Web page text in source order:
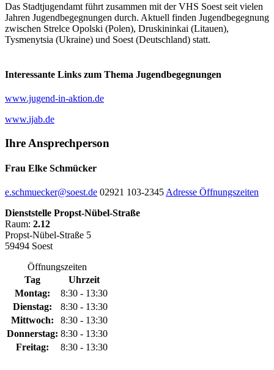
Das Stadtjugendamt führt zusammen mit der VHS Soest seit vielen
Jahren Jugendbegegnungen durch. Aktuell finden Jugendbegegnung
zwischen Strelce Opolski (Polen), Druskininkai (Litauen),
Tysmenytsia (Ukraine) und Soest (Deutschland) statt.
Interessante Links zum Thema Jugendbegegnungen
www.jugend-in-aktion.de
www.ijab.de
Ihre Ansprechperson
Frau Elke Schmücker
e.schmuecker@soest.de 02921 103-2345Adresse Öffnungszeiten
Dienststelle Propst-Nübel-Straße
Raum: 2.12
Propst-Nübel-Straße 5
59494 Soest
Öffnungszeiten
Tag
Uhrzeit
Montag:
8:30 - 13:30
Dienstag:
8:30 - 13:30
Mittwoch:
8:30 - 13:30
Donnerstag: 8:30 - 13:30
Freitag:
8:30 - 13:30